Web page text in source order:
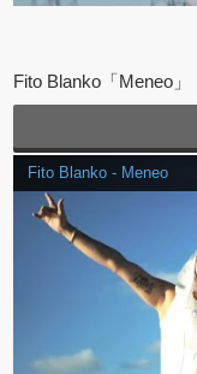
Fito Blanko「Meneo」
Fito Blanko - Meneo